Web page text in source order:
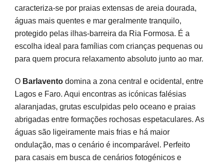
caracteriza-se por praias extensas de areia dourada,
águas mais quentes e mar geralmente tranquilo,
protegido pelas ilhas-barreira da Ria Formosa. É a
escolha ideal para famílias com crianças pequenas ou
para quem procura relaxamento absoluto junto ao mar.
O Barlavento domina a zona central e ocidental, entre
Lagos e Faro. Aqui encontras as icónicas falésias
alaranjadas, grutas esculpidas pelo oceano e praias
abrigadas entre formações rochosas espetaculares. As
águas são ligeiramente mais frias e há maior
ondulação, mas o cenário é incomparável. Perfeito
para casais em busca de cenários fotogénicos e